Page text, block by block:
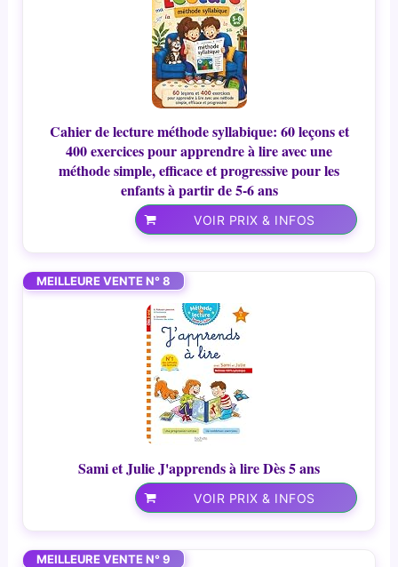
Cahier de lecture méthode syllabique: 60 leçons et
400 exercices pour apprendre à lire avec une
méthode simple, efficace et progressive pour les
enfants à partir de 5-6 ans
VOIR PRIX & INFOS
MEILLEURE VENTE N° 8
Sami et Julie J'apprends à lire Dès 5 ans
VOIR PRIX & INFOS
MEILLEURE VENTE N° 9